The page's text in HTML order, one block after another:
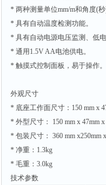
* 两种测量单位mm/m和角度(
* 具有自动温度检测功能。
* 具有自动电源电压监测、低
* 通用1.5V AA电池供电。
* 触摸式控制面板，易于操作。
外观尺寸
* 底座工作面尺寸：150 mm x
* 外型尺寸： 150 mm x 47mm x
* 包装尺寸： 360 mm x250mm
* 净重：1.3kg
* 毛重：3.0kg
技术参数